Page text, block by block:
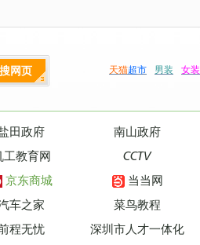
搜网页 天猫超市 男装 女装
田政府 南山政府
工教育网 CCTV
京东商城 当当网
车之家 菜鸟教程
程无忧 深圳市人才一体化